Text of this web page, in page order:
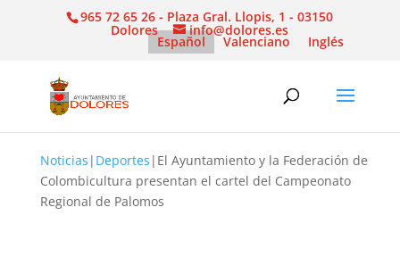
965 72 65 26 - Plaza Gral. Llopis, 1 - 03150
Dolores info@dolores.es
Español Valenciano Inglés
Noticias | Deportes | El Ayuntamiento y la Federación de
Colombicultura presentan el cartel del Campeonato
Regional de Palomos